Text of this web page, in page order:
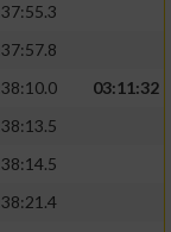
03:11:32